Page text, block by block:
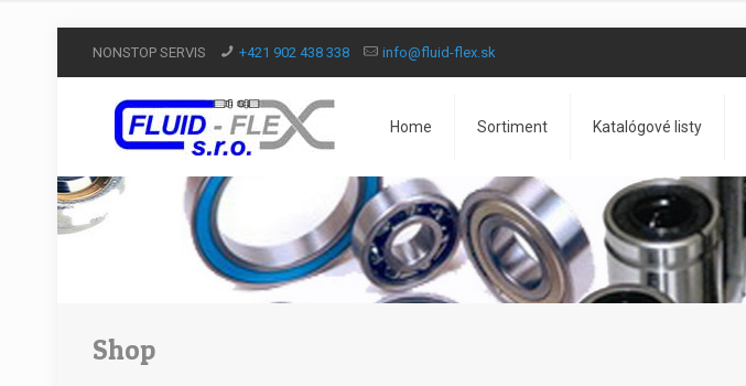
NONSTOP SERVIS +421 902 438 338 info@fluid-flex.sk
Home Sortiment Katalógové listy
Shop